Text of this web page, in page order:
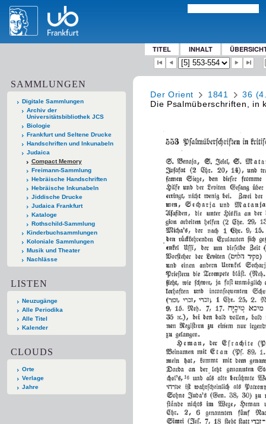
TITEL INHALT
SAMMLUNGEN
Digitale Sammlungen
Archiv der
Universitätsbibliothek JCS
Biologie
Frankfurt und Seltene Drucke
Handschriften und Inkunabeln
Judaica
Compact Memory
Freimann-Sammlung
Hebräische Handschriften
Hebräische Inkunabeln
Jiddische Drucke
Judaica Frankfurt
Kataloge
Rothschild-Sammlung
Kinderbuchsammlungen
Koloniale Sammlungen
Musik und Theater
Nachlässe
LISTEN
Neuzugänge
Alle Periodika
Alle Titel
Kalender
CLOUDS
Orte
Verlage
Jahre
Der Orient 1841
36
Die Psalmüberschriften, in